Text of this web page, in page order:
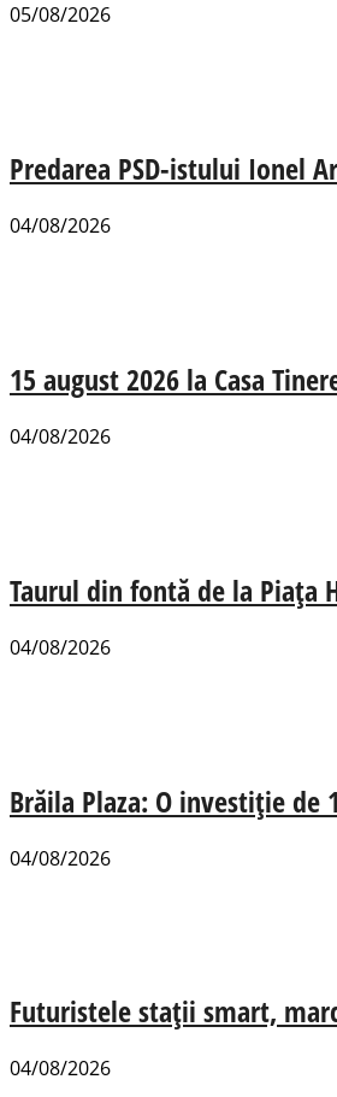
05/08/2026
Predarea PSD-istului Ionel
04/08/2026
15 august 2026 la Casa
04/08/2026
Taurul din fontă de la Piața
04/08/2026
Brăila Plaza: O investiție
04/08/2026
Futuristele stații smart,
04/08/2026